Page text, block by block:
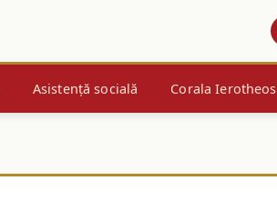
Asistență socială Corala Ierotheos